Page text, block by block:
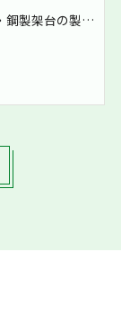
＜配管工事＞ ・配管敷設作業 ・配管の溶接 ・鋼製架台の製作など ・空気の配管 ・油配管 ・水配管 ・燃料配管などを加工 8割現場での作業となり、発電所や工場といった大きな現場も施工しています！ まずは先輩補助として軽作業から一緒に作業をしていきます。 1現場4～8名で対応し、困ったときもすぐに相談出来る環境です。